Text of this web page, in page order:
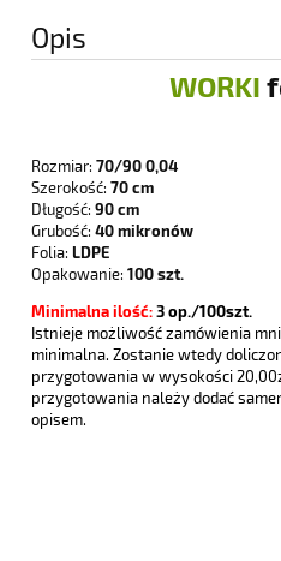
Opis
WORKI
Rozmiar: 70/90 0,04
Szerokość: 70 cm
Długość: 90 cm
Grubość: 40 mikronów
Folia: LDPE
Opakowanie: 100 szt.
Minimalna ilość: 3 op./100szt.
Istnieje możliwość zamówienia
minimalna. Zostanie wtedy
przygotowania w wysokości
przygotowania należy dodać
opisem.